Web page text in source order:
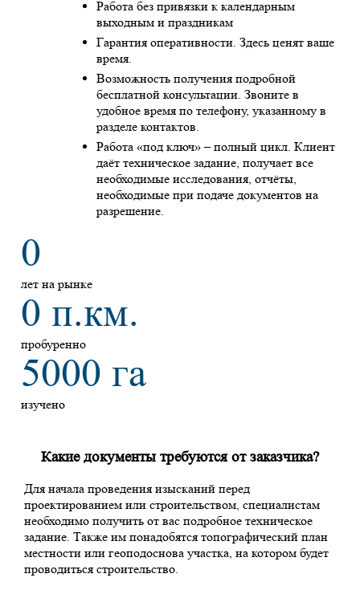
Работа без привязки к календарным
выходным и праздникам
Гарантия оперативности. Здесь ценят ваше
время.
Возможность получения подробной
бесплатной консультации. Звоните в
удобное время по телефону, указанному в
разделе контактов.
Работа «под ключ» – полный цикл. Клиент
даёт техническое задание, получает все
необходимые исследования, отчёты,
необходимые при подаче документов на
разрешение.
0
лет на рынке
0 п.км.
пробуренно
5000 га
изучено
Какие документы требуются от заказчика?
Для начала проведения изысканий перед
проектированием или строительством, специалистам
необходимо получить от вас подробное техническое
задание. Также им понадобятся топографический план
местности или геоподоснова участка, на котором будет
проводиться строительство.